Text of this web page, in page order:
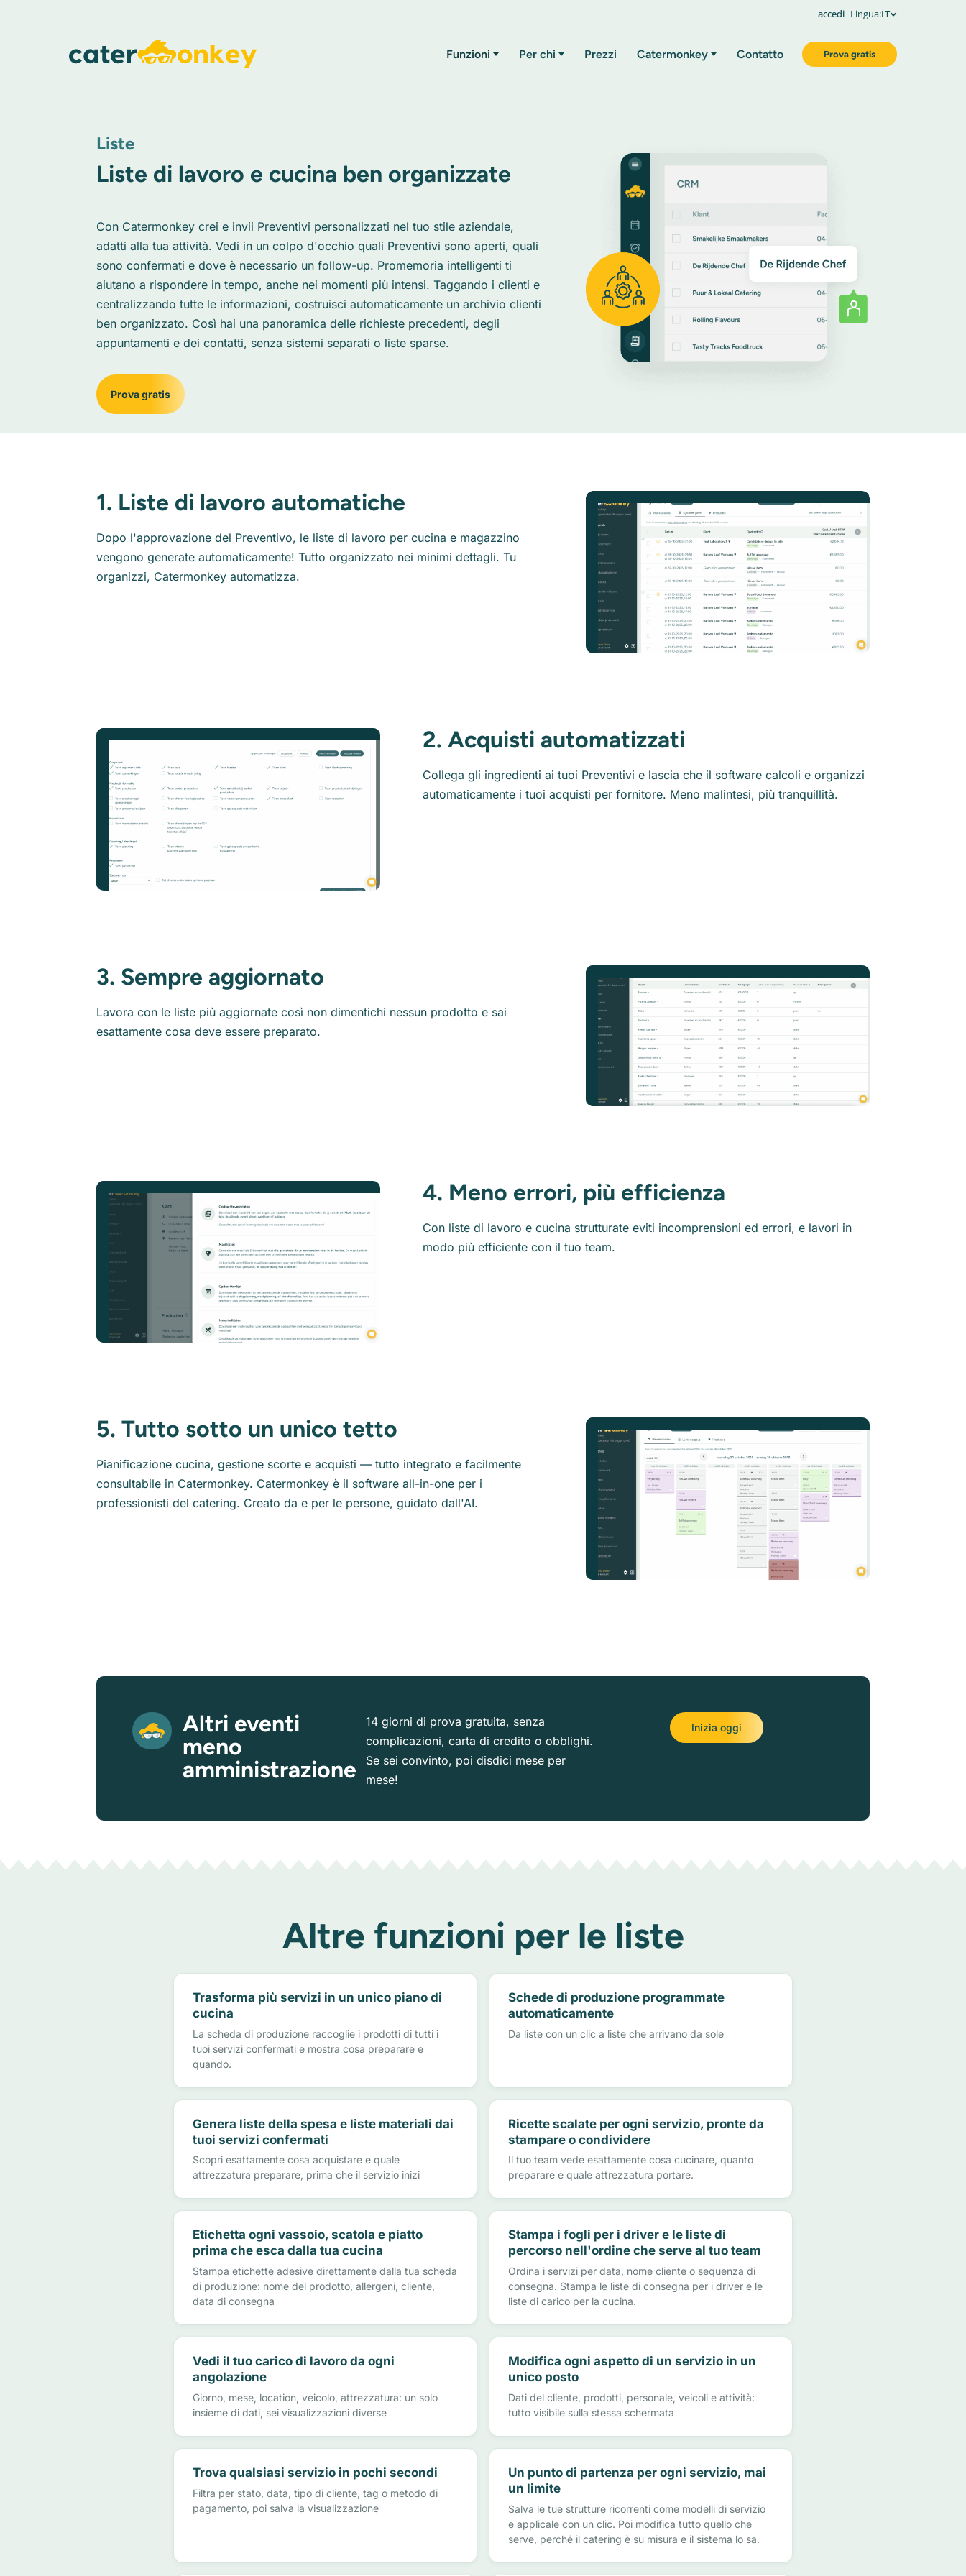
accedi Lingua:IT
Funzioni Per chi Prezzi Catermonkey Contatto Prova gratis
Liste
Liste di lavoro e cucina ben organizzate
Con Catermonkey crei e invii Preventivi personalizzati nel tuo stile aziendale,
adatti alla tua attività. Vedi in un colpo d'occhio quali Preventivi sono aperti, quali
sono confermati e dove è necessario un follow-up. Promemoria intelligenti ti
aiutano a rispondere in tempo, anche nei momenti più intensi. Taggando i clienti e
centralizzando tutte le informazioni, costruisci automaticamente un archivio clienti
ben organizzato. Così hai una panoramica delle richieste precedenti, degli
appuntamenti e dei contatti, senza sistemi separati o liste sparse.
Prova gratis
1. Liste di lavoro automatiche
Dopo l'approvazione del Preventivo, le liste di lavoro per cucina e magazzino
vengono generate automaticamente! Tutto organizzato nei minimi dettagli. Tu
organizzi, Catermonkey automatizza.
2. Acquisti automatizzati
Collega gli ingredienti ai tuoi Preventivi e lascia che il software calcoli e organizzi
automaticamente i tuoi acquisti per fornitore. Meno malintesi, più tranquillità.
3. Sempre aggiornato
Lavora con le liste più aggiornate così non dimentichi nessun prodotto e sai
esattamente cosa deve essere preparato.
4. Meno errori, più efficienza
Con liste di lavoro e cucina strutturate eviti incomprensioni ed errori, e lavori in
modo più efficiente con il tuo team.
5. Tutto sotto un unico tetto
Pianificazione cucina, gestione scorte e acquisti — tutto integrato e facilmente
consultabile in Catermonkey. Catermonkey è il software all-in-one per i
professionisti del catering. Creato da e per le persone, guidato dall'AI.
Altri eventi
meno
amministrazione
14 giorni di prova gratuita, senza
complicazioni, carta di credito o obblighi.
Se sei convinto, poi disdici mese per
mese!
Inizia oggi
Altre funzioni per le liste
Trasforma più servizi in un unico piano di
cucina
La scheda di produzione raccoglie i prodotti di tutti i
tuoi servizi confermati e mostra cosa preparare e
quando.
Schede di produzione programmate
automaticamente
Da liste con un clic a liste che arrivano da sole
Genera liste della spesa e liste materiali dai
tuoi servizi confermati
Scopri esattamente cosa acquistare e quale
attrezzatura preparare, prima che il servizio inizi
Ricette scalate per ogni servizio, pronte da
stampare o condividere
Il tuo team vede esattamente cosa cucinare, quanto
preparare e quale attrezzatura portare.
Etichetta ogni vassoio, scatola e piatto
prima che esca dalla tua cucina
Stampa etichette adesive direttamente dalla tua scheda
di produzione: nome del prodotto, allergeni, cliente,
data di consegna
Stampa i fogli per i driver e le liste di
percorso nell'ordine che serve al tuo team
Ordina i servizi per data, nome cliente o sequenza di
consegna. Stampa le liste di consegna per i driver e le
liste di carico per la cucina.
Vedi il tuo carico di lavoro da ogni
angolazione
Giorno, mese, location, veicolo, attrezzatura: un solo
insieme di dati, sei visualizzazioni diverse
Modifica ogni aspetto di un servizio in un
unico posto
Dati del cliente, prodotti, personale, veicoli e attività:
tutto visibile sulla stessa schermata
Trova qualsiasi servizio in pochi secondi
Filtra per stato, data, tipo di cliente, tag o metodo di
pagamento, poi salva la visualizzazione
Un punto di partenza per ogni servizio, mai
un limite
Salva le tue strutture ricorrenti come modelli di servizio
e applicale con un clic. Poi modifica tutto quello che
serve, perché il catering è su misura e il sistema lo sa.